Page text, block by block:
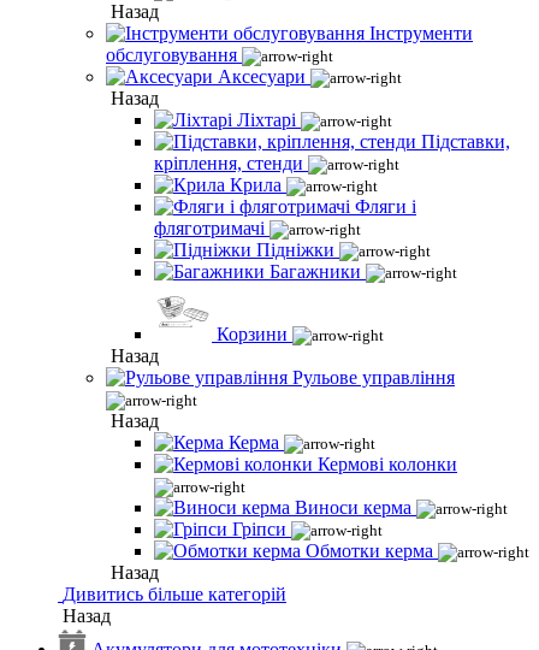
Назад
Інструменти
обслуговування
Аксесуари
Назад
Ліхтарі
Підставки,
кріплення, стенди
Крила
Фляги і
фляготримачі
Підніжки
Багажники
Корзини
Назад
Рульове управління
Назад
Керма
Кермові колонки
Виноси керма
Гріпси
Обмотки керма
Назад
Дивитись більше категорій
Назад